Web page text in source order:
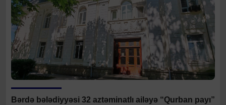
Bərdə bələdiyyəsi 32 aztəminatlı ailəyə “Qurban payı”